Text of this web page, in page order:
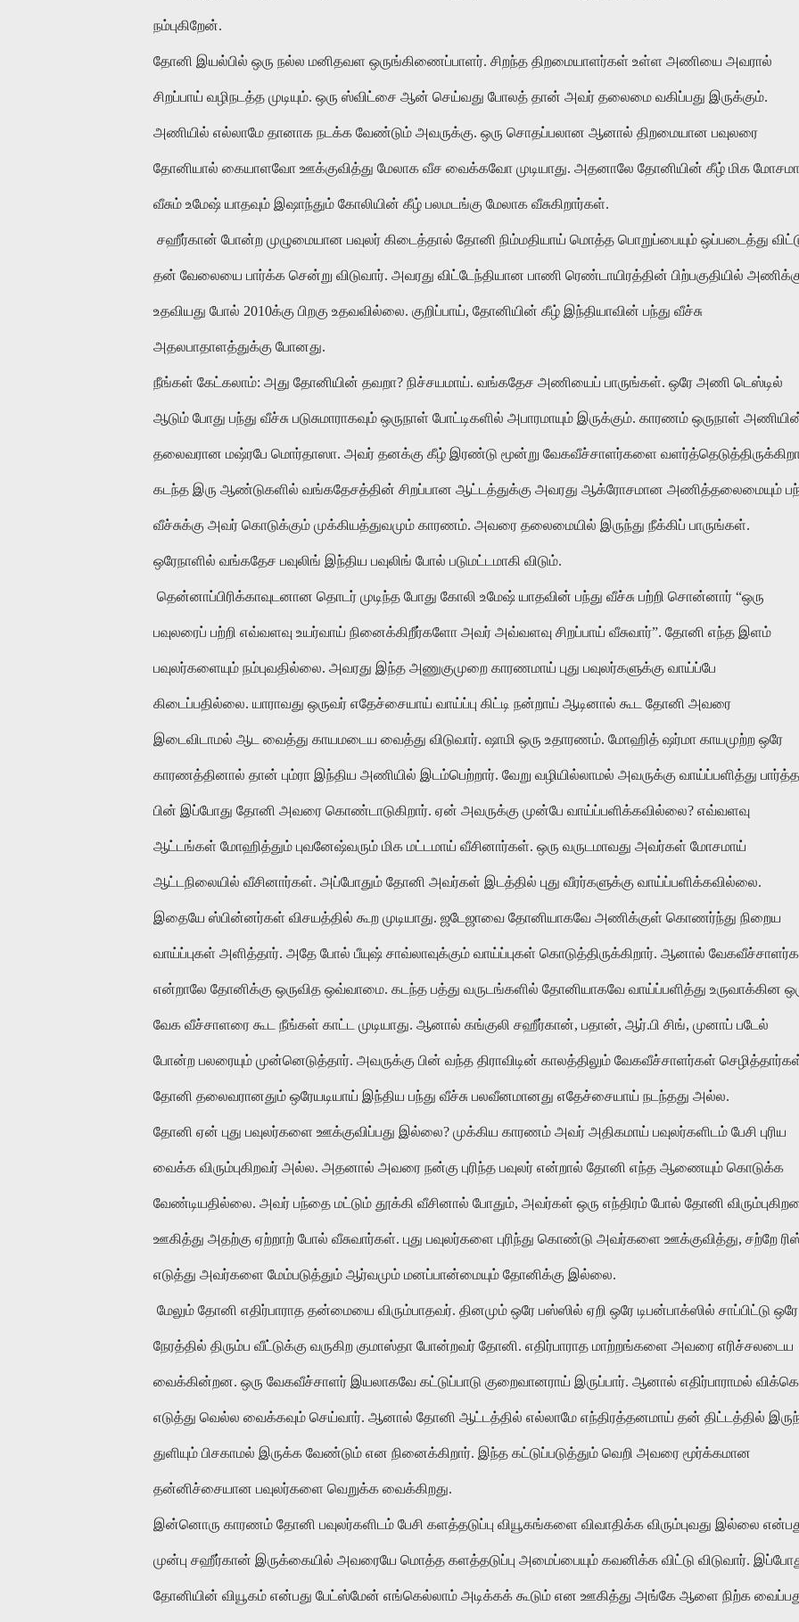
நம்புகிறேன்.
தோனி இயல்பில் ஒரு நல்ல மனிதவள ஒருங்கிணைப்பாளர். சிறந்த திறமையாளர்கள் உள்ள அணியை அவரால்
சிறப்பாய் வழிநடத்த முடியும். ஒரு ஸ்விட்சை ஆன் செய்வது போலத் தான் அவர் தலைமை வகிப்பது இருக்கும்.
அணியில் எல்லாமே தானாக நடக்க வேண்டும் அவருக்கு. ஒரு சொதப்பலான ஆனால் திறமையான பவுலரை
தோனியால் கையாளவோ ஊக்குவித்து மேலாக வீச வைக்கவோ முடியாது. அதனாலே தோனியின் கீழ் மிக
வீசும் உமேஷ் யாதவும் இஷாந்தும் கோலியின் கீழ் பலமடங்கு மேலாக வீசுகிறார்கள்.
சஹீர்கான் போன்ற முழுமையான பவுலர் கிடைத்தால் தோனி நிம்மதியாய் மொத்த பொறுப்பையும் ஒப்படைத்து
தன் வேலையை பார்க்க சென்று விடுவார். அவரது விட்டேந்தியான பாணி ரெண்டாயிரத்தின் பிற்பகுதியில்
உதவியது போல் 2010க்கு பிறகு உதவவில்லை. குறிப்பாய், தோனியின் கீழ் இந்தியாவின் பந்து வீச்சு
அதலபாதாளத்துக்கு போனது.
நீங்கள் கேட்கலாம்: அது தோனியின் தவறா? நிச்சயமாய். வங்கதேச அணியைப் பாருங்கள். ஒரே அணி டெஸ்டில்
ஆடும் போது பந்து வீச்சு படுசுமாராகவும் ஒருநாள் போட்டிகளில் அபாரமாயும் இருக்கும். காரணம் ஒருநாள்
தலைவரான மஷ்ரபே மொர்தாஸா. அவர் தனக்கு கீழ் இரண்டு மூன்று வேகவீச்சாளர்களை
கடந்த இரு ஆண்டுகளில் வங்கதேசத்தின் சிறப்பான ஆட்டத்துக்கு அவரது ஆக்ரோசமான அணித்தலைமையும்
வீச்சுக்கு அவர் கொடுக்கும் முக்கியத்துவமும் காரணம். அவரை தலைமையில் இருந்து நீக்கிப் பாருங்கள்.
ஒரேநாளில் வங்கதேச பவுலிங் இந்திய பவுலிங் போல் படுமட்டமாகி விடும்.
தென்னாப்பிரிக்காவுடனான தொடர் முடிந்த போது கோலி உமேஷ் யாதவின் பந்து வீச்சு பற்றி சொன்னார் “ஒரு
பவுலரைப் பற்றி எவ்வளவு உயர்வாய் நினைக்கிறீர்களோ அவர் அவ்வளவு சிறப்பாய் வீசுவார்”. தோனி எந்த இளம்
பவுலர்களையும் நம்புவதில்லை. அவரது இந்த அணுகுமுறை காரணமாய் புது பவுலர்களுக்கு வாய்ப்பே
கிடைப்பதில்லை. யாராவது ஒருவர் எதேச்சையாய் வாய்ப்பு கிட்டி நன்றாய் ஆடினால் கூட தோனி அவரை
இடைவிடாமல் ஆட வைத்து காயமடைய வைத்து விடுவார். ஷாமி ஒரு உதாரணம். மோஹித் ஷர்மா காயமுற்ற ஒரே
காரணத்தினால் தான் பும்ரா இந்திய அணியில் இடம்பெற்றார். வேறு வழியில்லாமல் அவருக்கு வாய்ப்பளித்து பார்த்த
பின் இப்போது தோனி அவரை கொண்டாடுகிறார். ஏன் அவருக்கு முன்பே வாய்ப்பளிக்கவில்லை? எவ்வளவு
ஆட்டங்கள் மோஹித்தும் புவனேஷ்வரும் மிக மட்டமாய் வீசினார்கள். ஒரு வருடமாவது அவர்கள் மோசமாய்
ஆட்டநிலையில் வீசினார்கள். அப்போதும் தோனி அவர்கள் இடத்தில் புது வீரர்களுக்கு வாய்ப்பளிக்கவில்லை.
இதையே ஸ்பின்னர்கள் விசயத்தில் கூற முடியாது. ஜடேஜாவை தோனியாகவே அணிக்குள் கொணர்ந்து நிறைய
வாய்ப்புகள் அளித்தார். அதே போல் பீயுஷ் சாவ்லாவுக்கும் வாய்ப்புகள் கொடுத்திருக்கிறார். ஆனால்
என்றாலே தோனிக்கு ஒருவித ஒவ்வாமை. கடந்த பத்து வருடங்களில் தோனியாகவே வாய்ப்பளித்து உருவாக்கின
வேக வீச்சாளரை கூட நீங்கள் காட்ட முடியாது. ஆனால் கங்குலி சஹீர்கான், பதான், ஆர்.பி சிங், முனாப் படேல்
போன்ற பலரையும் முன்னெடுத்தார். அவருக்கு பின் வந்த திராவிடின் காலத்திலும் வேகவீச்சாளர்கள்
தோனி தலைவரானதும் ஒரேயடியாய் இந்திய பந்து வீச்சு பலவீனமானது எதேச்சையாய் நடந்தது அல்ல.
தோனி ஏன் புது பவுலர்களை ஊக்குவிப்பது இல்லை? முக்கிய காரணம் அவர் அதிகமாய் பவுலர்களிடம் பேசி புரிய
வைக்க விரும்புகிறவர் அல்ல. அதனால் அவரை நன்கு புரிந்த பவுலர் என்றால் தோனி எந்த ஆணையும் கொடுக்க
வேண்டியதில்லை. அவர் பந்தை மட்டும் தூக்கி வீசினால் போதும், அவர்கள் ஒரு எந்திரம் போல் தோனி
ஊகித்து அதற்கு ஏற்றாற் போல் வீசுவார்கள். புது பவுலர்களை புரிந்து கொண்டு அவர்களை ஊக்குவித்து, சற்றே
எடுத்து அவர்களை மேம்படுத்தும் ஆர்வமும் மனப்பான்மையும் தோனிக்கு இல்லை.
மேலும் தோனி எதிர்பாராத தன்மையை விரும்பாதவர். தினமும் ஒரே பஸ்ஸில் ஏறி ஒரே டிபன்பாக்ஸில் சாப்பிட்டு ஒரே
நேரத்தில் திரும்ப வீட்டுக்கு வருகிற குமாஸ்தா போன்றவர் தோனி. எதிர்பாராத மாற்றங்களை அவரை எரிச்சலடைய
வைக்கின்றன. ஒரு வேகவீச்சாளர் இயலாகவே கட்டுப்பாடு குறைவானராய் இருப்பார். ஆனால் எதிர்பாராமல்
எடுத்து வெல்ல வைக்கவும் செய்வார். ஆனால் தோனி ஆட்டத்தில் எல்லாமே எந்திரத்தனமாய் தன் திட்டத்தில்
துளியும் பிசகாமல் இருக்க வேண்டும் என நினைக்கிறார். இந்த கட்டுப்படுத்தும் வெறி அவரை மூர்க்கமான
தன்னிச்சையான பவுலர்களை வெறுக்க வைக்கிறது.
இன்னொரு காரணம் தோனி பவுலர்களிடம் பேசி களத்தடுப்பு வியூகங்களை விவாதிக்க விரும்புவது இல்லை
முன்பு சஹீர்கான் இருக்கையில் அவரையே மொத்த களத்தடுப்பு அமைப்பையும் கவனிக்க விட்டு விடுவார்.
தோனியின் வியூகம் என்பது பேட்ஸ்மேன் எங்கெல்லாம் அடிக்கக் கூடும் என ஊகித்து அங்கே ஆளை நிற்க